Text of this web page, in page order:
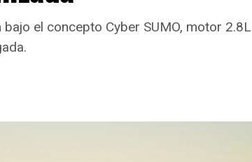
el concepto Cyber SUMO, motor 2.8L